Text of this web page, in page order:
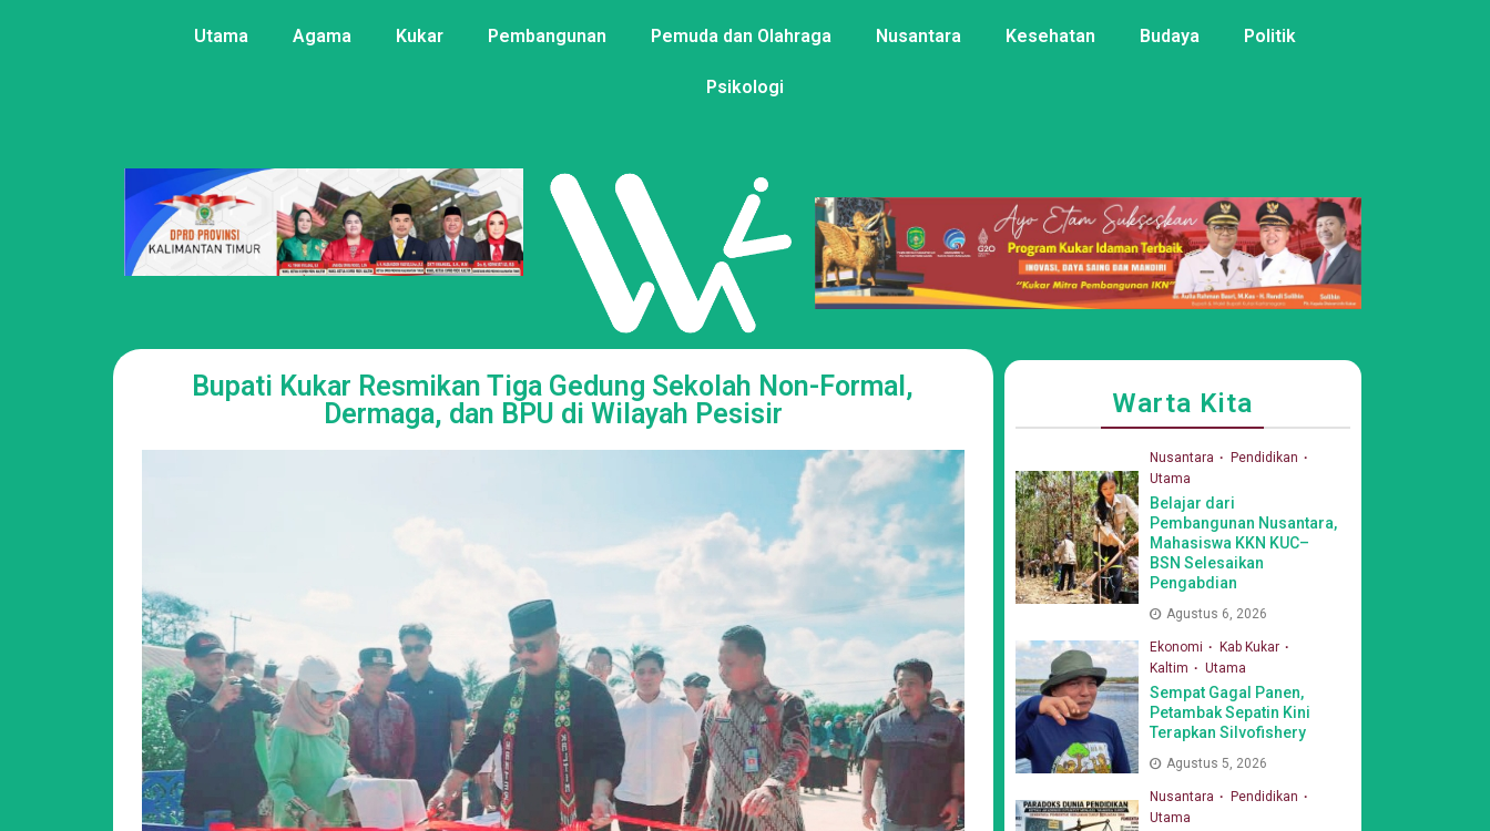
Utama Agama Kukar Pembangunan Pemuda dan Olahraga Nusantara Kesehatan Budaya Politik
Psikologi
Bupati Kukar Resmikan Tiga Gedung Sekolah Non-Formal,
Dermaga, dan BPU di Wilayah Pesisir
Warta Kita
Nusantara
Pendidikan
Utama
Belajar dari
Pembangunan Nusantara,
Mahasiswa KKN KUC–
BSN Selesaikan
Pengabdian
Agustus 6, 2026
Ekonomi
Kab Kukar
Kaltim
Utama
Sempat Gagal Panen,
Petambak Sepatin Kini
Terapkan Silvofishery
Agustus 5, 2026
Nusantara
Pendidikan
Utama